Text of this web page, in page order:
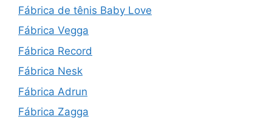
Fábrica de tênis Baby Love
Fábrica Vegga
Fábrica Record
Fábrica Nesk
Fábrica Adrun
Fábrica Zagga